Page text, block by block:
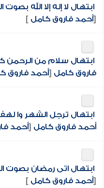
ابتهال لا إله إلا الله
[أحمد فاروق كامل]
ابتهال سلام من الرحمن
فاروق كامل [أحمد فاروق
ابتهال ترجل الشهر وا
أحمد فاروق كامل [أحمد
ابتهال اتى رمضان بصوت
[أحمد فاروق كامل]